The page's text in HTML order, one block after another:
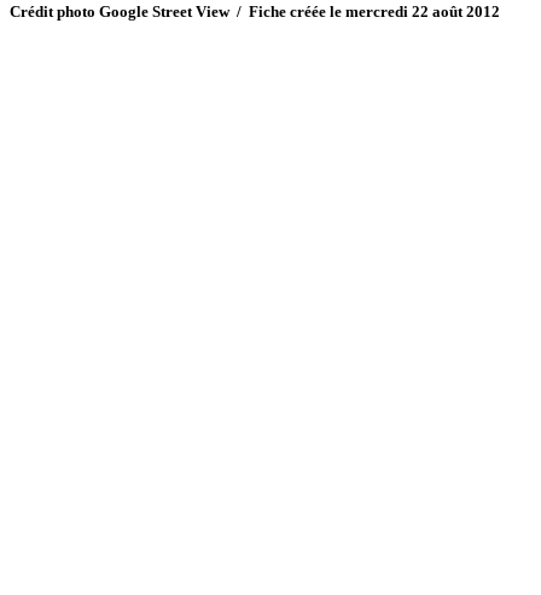
Crédit photo Google Street View / Fiche créée le mercredi 22 août 2012